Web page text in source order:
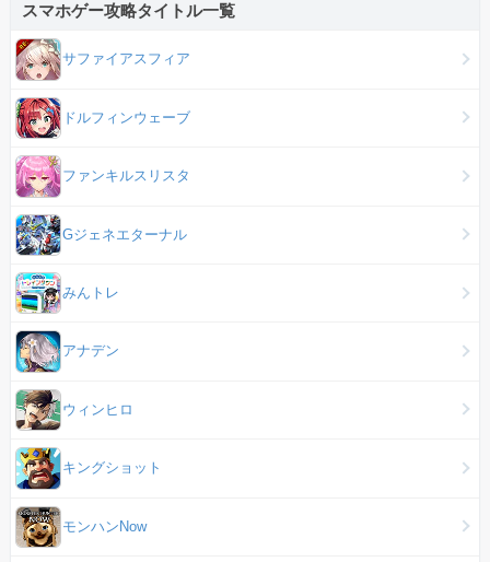
スマホゲー攻略タイトル一覧
サファイアスフィア
ドルフィンウェーブ
ファンキルスリスタ
Gジェネエターナル
みんトレ
アナデン
ウィンヒロ
キングショット
モンハンNow